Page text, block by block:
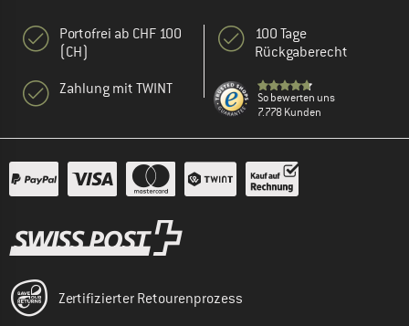
Portofrei ab CHF 100
(CH)
Zahlung mit TWINT
100 Tage
Rückgaberecht
So bewerten uns
7.778 Kunden
Zertifizierter Retourenprozess